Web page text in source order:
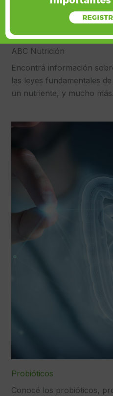
ABC Nutrición
Encontrá información
las leyes fundamentales
un nutriente, y mucho más.
Probióticos
Conocé los probióticos,